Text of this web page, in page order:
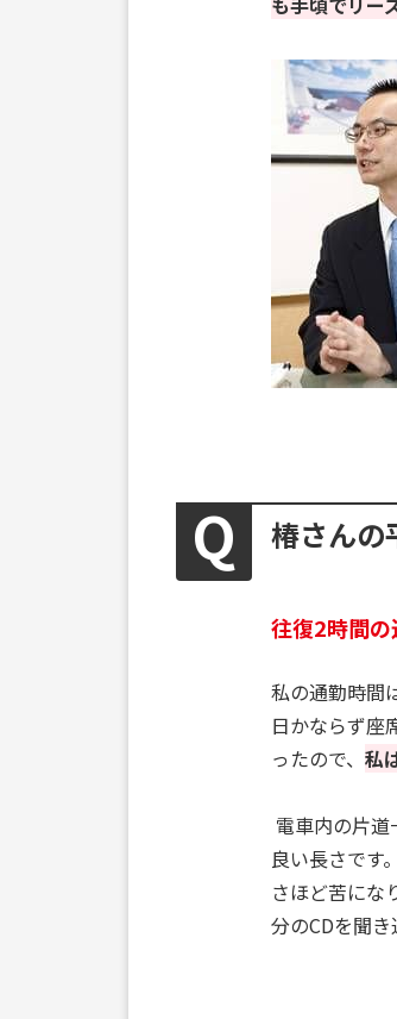
椿さんの
往復2時間の
私の通勤時間
日かならず座
ったので、私
電車内の片
良い長さです
さほど苦にな
分のCDを聞